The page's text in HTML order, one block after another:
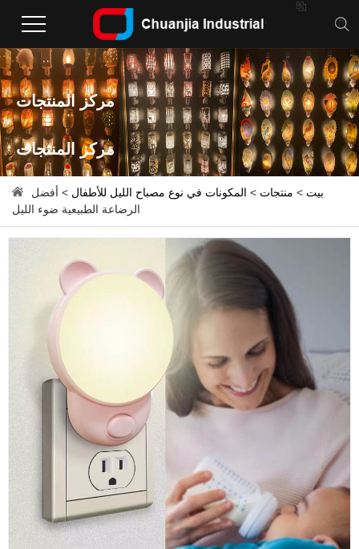

مركز المنتجات
مركز المنتجات
بيت > منتجات > المكونات في نوع مصباح الليل للأطفال > أفضل
الرضاعة الطبيعية ضوء الليل